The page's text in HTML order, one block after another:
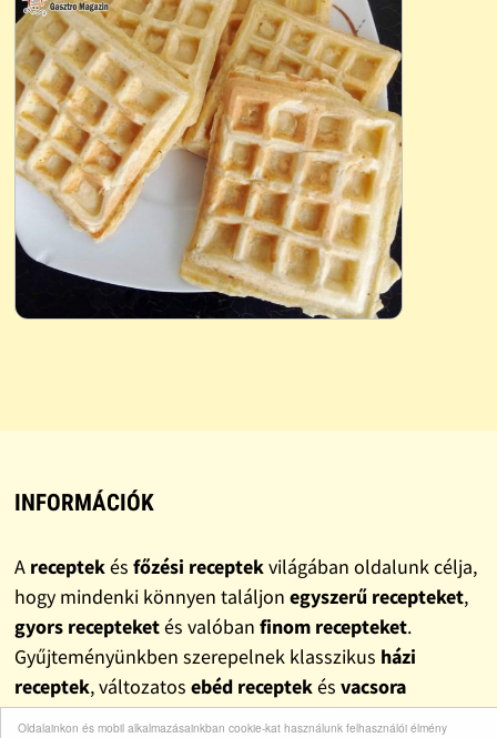
Oldalainkon és mobil alkalmazásainkban cookie-kat használunk felhasználói élmény
INFORMÁCIÓK
A receptekés főzési receptekvilágában oldalunk célja,
hogy mindenki könnyen találjon egyszerű recepteket,
gyors recepteketés valóban finom recepteket.
Gyűjteményünkben szerepelnek klasszikus házi
receptek, változatos ebéd receptekés vacsora
receptek, valamint népszerűsütemény receptekis. A